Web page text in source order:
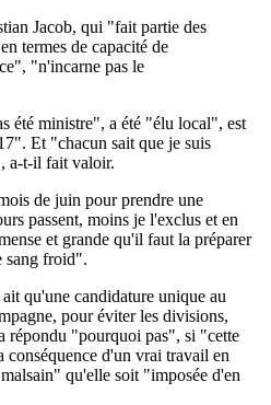
Jacob, qui "fait partie des
termes de capacité de
"n'incarne pas le
été ministre", a été "élu local", est
Et "chacun sait que je suis
a-t-il fait valoir.
de juin pour prendre une
passent, moins je l'exclus et en
et grande qu'il faut la préparer
sang froid".
qu'une candidature unique au
pour éviter les divisions,
répondu "pourquoi pas", si "cette
conséquence d'un vrai travail en
qu'elle soit "imposée d'en